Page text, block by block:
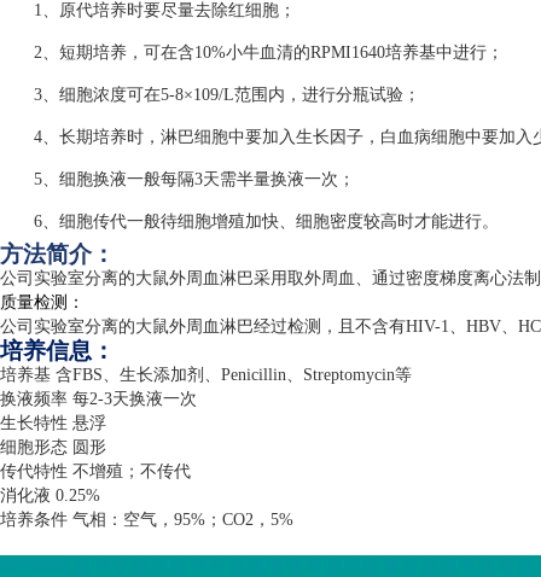
1、原代培养时要尽量去除红细胞；
2、短期培养，可在含10%小牛血清的RPMI1640培养基中进行；
3、细胞浓度可在5-8×109/L范围内，进行分瓶试验；
4、长期培养时，淋巴细胞中要加入生长因子，白血病细胞中要加入
5、细胞换液一般每隔3天需半量换液一次；
6、细胞传代一般待细胞增殖加快、细胞密度较高时才能进行。
方法简介：
公司实验室分离的大鼠外周血淋巴采用取外周血、通过密度梯度离心法
质量检测：
公司实验室分离的大鼠外周血淋巴经过检测，且不含有HIV-1、 HBV、
培养信息：
培养基 含FBS、生长添加剂、 Penicillin、 Streptomycin等
换液频率 每2-3天换液一次
生长特性 悬浮
细胞形态 圆形
传代特性 不增殖；不传代
消化液 0.25%
培养条件 气相：空气， 95% ； CO2 ， 5%